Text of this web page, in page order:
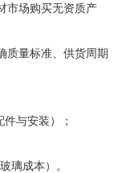
市场购买无资质产
质量标准、供货周期
与安装）；
璃成本）。